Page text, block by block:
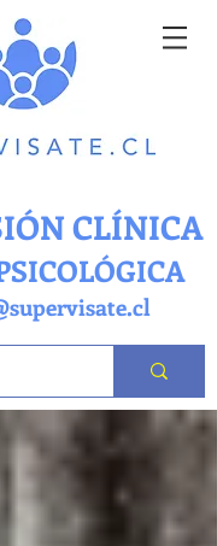
CLÍNICA